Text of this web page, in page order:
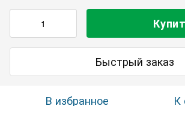
Быстрый заказ
В избранное К